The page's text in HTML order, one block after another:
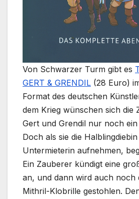
Von Schwarzer Turm gibt es
GERT & GRENDIL (28 Euro)
Format des deutschen
dem Krieg wünschen sich die
Gert und Grendil nur noch
Doch als sie die
Untermieterin aufnehmen,
Ein Zauberer kündigt eine
an, und dann wird auch noch
Mithril-Klobrille gestohlen.